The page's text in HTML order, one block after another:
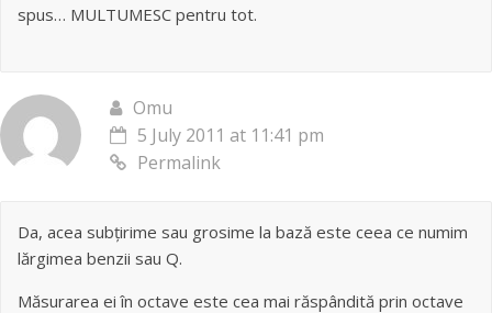
spus… MULTUMESC pentru tot.
Omu
5 July 2011 at 11:41 pm
Permalink
Da, acea subțirime sau grosime la bază este ceea ce numim
lărgimea benzii sau Q.
Măsurarea ei în octave este cea mai răspândită prin octave